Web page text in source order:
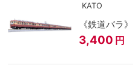
KATO
《鉄道バラ
3,400 円